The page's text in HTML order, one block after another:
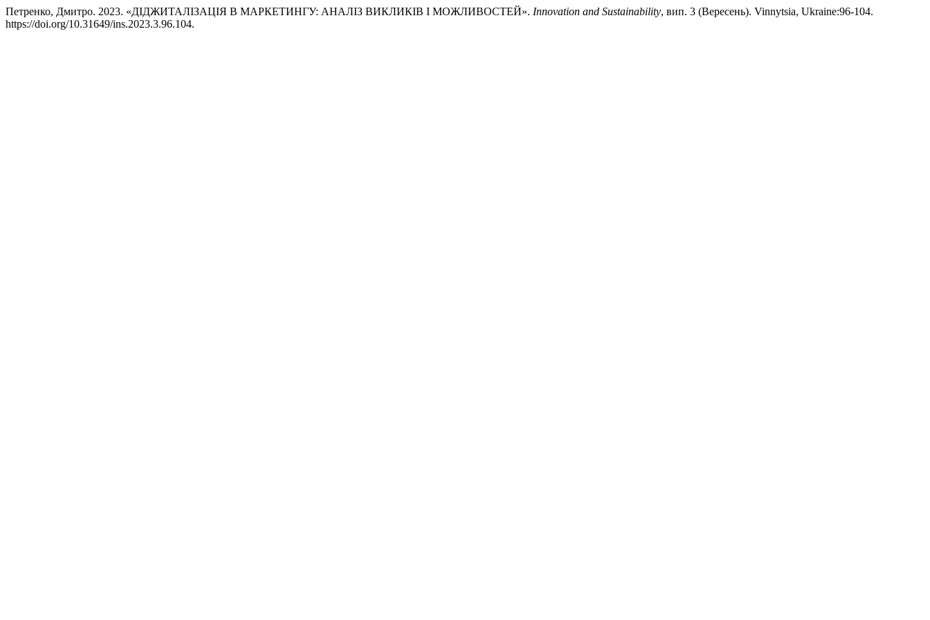
Петренко, Дмитро. 2023. «ДІДЖИТАЛІЗАЦІЯ В МАРКЕТИНГУ: АНАЛІЗ ВИКЛИКІВ І МОЖЛИВОСТЕЙ». Innovation and Sustainability, вип. 3 (Вересень). Vinnytsia, Ukraine:96-104.
https://doi.org/10.31649/ins.2023.3.96.104.